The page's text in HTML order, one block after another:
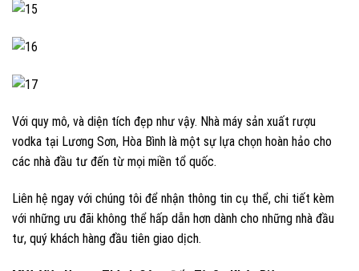
Với quy mô, và diện tích đẹp như vậy. Nhà máy sản xuất rượu
vodka tại Lương Sơn, Hòa Bình là một sự lựa chọn hoàn hảo cho
các nhà đầu tư đến từ mọi miền tổ quốc.
Liên hệ ngay với chúng tôi để nhận thông tin cụ thể, chi tiết kèm
với những ưu đãi không thể hấp dẫn hơn dành cho những nhà đầu
tư, quý khách hàng đầu tiên giao dịch.